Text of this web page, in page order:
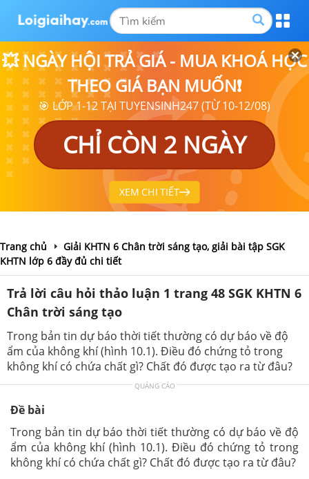
💥 NGÀY HỘI TRẢ GIÁ - MUA KHOÁ HỌC
THEO GIÁ BẠN MUỐN❗
🎯 LỚP 1-12 TẠI TUYENSINH247 (TỪ 10-12/08)
CHỈ CÒN 2 NGÀY
XEM CHI TIẾT
Trang chủ
Giải KHTN 6 Chân trời sáng tạo, giải bài tập SGK
KHTN lớp 6 đầy đủ chi tiết
Trả lời câu hỏi thảo luận 1 trang 48 SGK KHTN 6
Chân trời sáng tạo
Trong bản tin dự báo thời tiết thường có dự báo về độ
ẩm của không khí (hình 10.1). Điều đó chứng tỏ trong
không khí có chứa chất gì? Chất đó được tạo ra từ đâu?
QUẢNG CÁO
Đề bài
Trong bản tin dự báo thời tiết thường có dự báo về độ
ẩm của không khí (hình 10.1). Điều đó chứng tỏ trong
không khí có chứa chất gì? Chất đó được tạo ra từ đâu?